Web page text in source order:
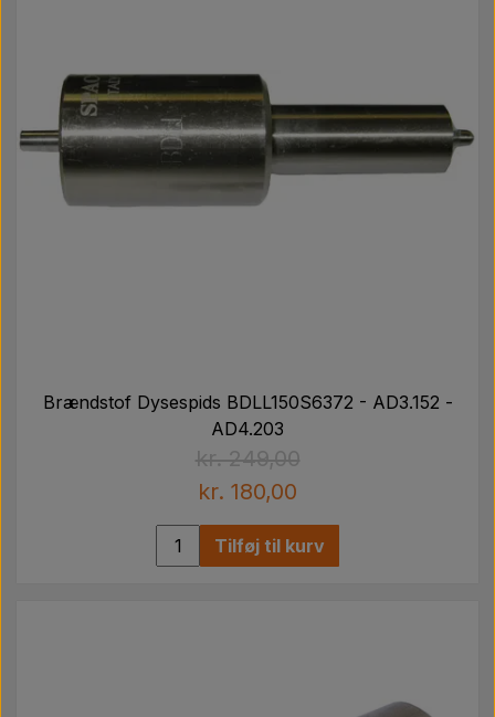
Brændstof Dysespids BDLL150S6372 - AD3.152 -
AD4.203
kr. 249,00
kr. 180,00
Tilføj til kurv